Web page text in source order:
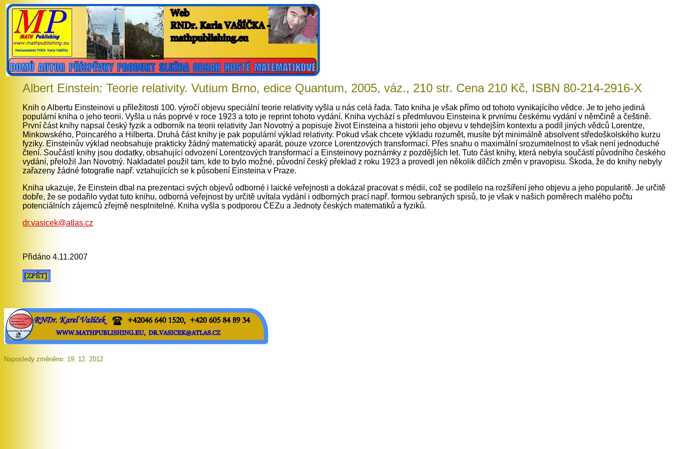
Albert Einstein: Teorie relativity. Vutium Brno, edice Quantum, 2005, váz., 210 str. Cena 210 Kč, ISBN 80-214-2916-X
Knih o Albertu Einsteinovi u příležitosti 100. výročí objevu speciální teorie relativity vyšla u nás celá řada. Tato kniha je však přímo od tohoto vynikajícího vědce. Je to jeho jediná
populární kniha o jeho teorii. Vyšla u nás poprvé v roce 1923 a toto je reprint tohoto vydání. Kniha vychází s předmluvou Einsteina k prvnímu českému vydání v němčině a češtině.
První část knihy napsal český fyzik a odborník na teorii relativity Jan Novotný a popisuje život Einsteina a historii jeho objevu v tehdejším kontextu a podíl jiných vědců Lorentze,
Minkowského, Poincarého a Hilberta. Druhá část knihy je pak populární výklad relativity. Pokud však chcete výkladu rozumět, musíte být minimálně absolvent středoškolského kurzu
fyziky. Einsteinův výklad neobsahuje prakticky žádný matematický aparát, pouze vzorce Lorentzových transformací. Přes snahu o maximální srozumitelnost to však není jednoduché
čtení. Součástí knihy jsou dodatky, obsahující odvození Lorentzových transformací a Einsteinovy poznámky z pozdějších let. Tuto část knihy, která nebyla součástí původního českého
vydání, přeložil Jan Novotný. Nakladatel použil tam, kde to bylo možné, původní český překlad z roku 1923 a provedl jen několik dílčích změn v pravopisu. Škoda, že do knihy nebyly
zařazeny žádné fotografie např. vztahujících se k působení Einsteina v Praze.
Kniha ukazuje, že Einstein dbal na prezentaci svých objevů odborné i laické veřejnosti a dokázal pracovat s médii, což se podílelo na rozšíření jeho objevu a jeho popularitě. Je určitě
dobře, že se podařilo vydat tuto knihu, odborná veřejnost by určitě uvítala vydání i odborných prací např. formou sebraných spisů, to je však v našich poměrech malého počtu
potenciálních zájemců zřejmě nesplnitelné. Kniha vyšla s podporou ČEZu a Jednoty českých matematiků a fyziků.
dr.vasicek@atlas.cz
Přidáno 4.11.2007
Naposledy změněno: 19. 12. 2012